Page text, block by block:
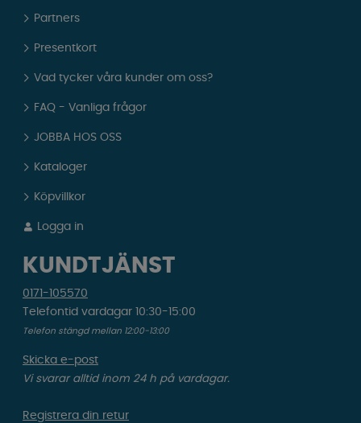
Partners
Presentkort
Vad tycker våra kunder om oss?
FAQ - Vanliga frågor
JOBBA HOS OSS
Kataloger
Köpvillkor
Logga in
KUNDTJÄNST
0171-105570
Telefontid vardagar 10:30-15:00
Telefon stängd mellan 12:00-13:00
Skicka e-post
Vi svarar alltid inom 24 h på vardagar.
Registrera din retur